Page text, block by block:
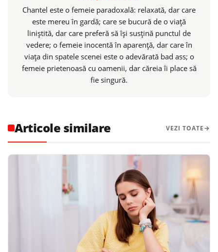
Chantel este o femeie paradoxală: relaxată, dar care
este mereu în gardă; care se bucură de o viaţă
liniştită, dar care preferă să îşi susţină punctul de
vedere; o femeie inocentă în aparenţă, dar care în
viaţa din spatele scenei este o adevărată bad ass; o
femeie prietenoasă cu oamenii, dar căreia îi place să
fie singură.
Articole similare VEZI TOATE